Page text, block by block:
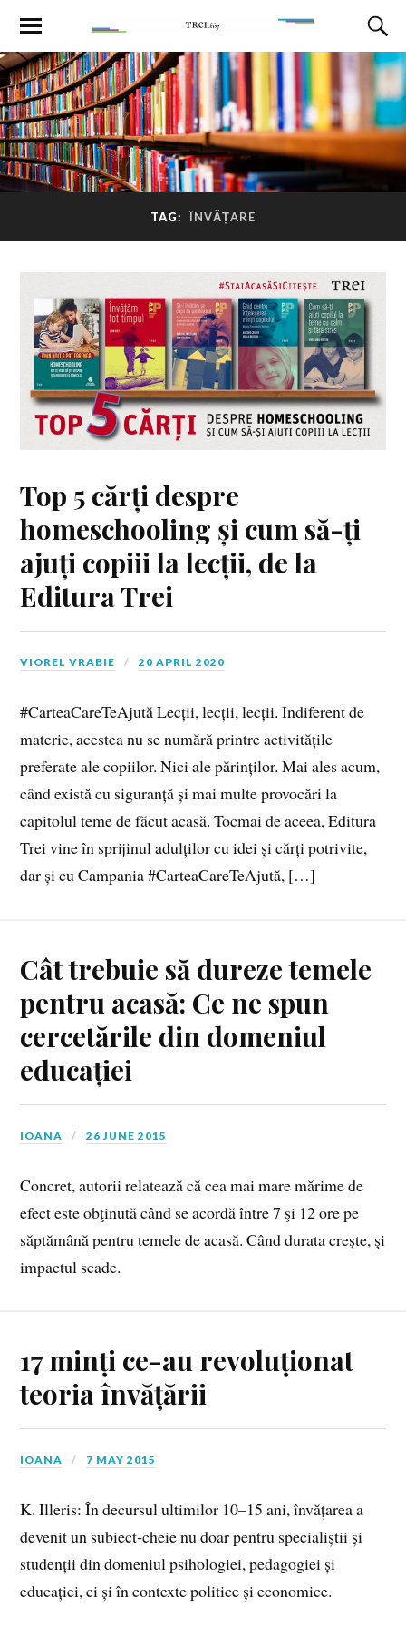
TAG: ÎNVĂȚARE
Top 5 cărți despre
homeschooling și cum să-ți
ajuți copiii la lecții, de la
Editura Trei
VIOREL VRABIE 20 APRIL 2020
#CarteaCareTeAjută Lecții, lecții, lecții. Indiferent de
materie, acestea nu se numără printre activitățile
preferate ale copiilor. Nici ale părinților. Mai ales acum,
când există cu siguranță și mai multe provocări la
capitolul teme de făcut acasă. Tocmai de aceea, Editura
Trei vine în sprijinul adulților cu idei și cărți potrivite,
dar și cu Campania #CarteaCareTeAjută, […]
Cât trebuie să dureze temele
pentru acasă: Ce ne spun
cercetările din domeniul
educației
IOANA 26 JUNE 2015
Concret, autorii relatează că cea mai mare mărime de
efect este obţinută când se acordă între 7 şi 12 ore pe
săptămână pentru temele de acasă. Când durata creşte, şi
impactul scade.
17 minți ce-au revoluționat
teoria învățării
IOANA 7 MAY 2015
K. Illeris: În decursul ultimilor 10–15 ani, învățarea a
devenit un subiect‑cheie nu doar pentru specialiștii și
studenții din domeniul psihologiei, pedagogiei și
educației, ci și în contexte politice și economice.